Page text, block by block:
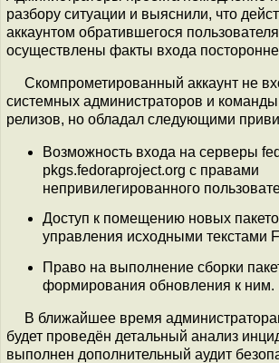
разбору ситуации и выяснили, что
аккаунтом обратившегося
осуществлены факты входа
Скомпрометированный аккаунт не
системных администраторов и команды
релизов, но обладал следующими
Возможность входа на серверы
pkgs.fedoraproject.org с правами
непривилегированного
Доступ к помещению новых
управления исходными текстами
Право на выполнение сборки
формирования обновления к ним.
В ближайшее время
будет проведён детальный анализ
выполнен дополнительный аудит